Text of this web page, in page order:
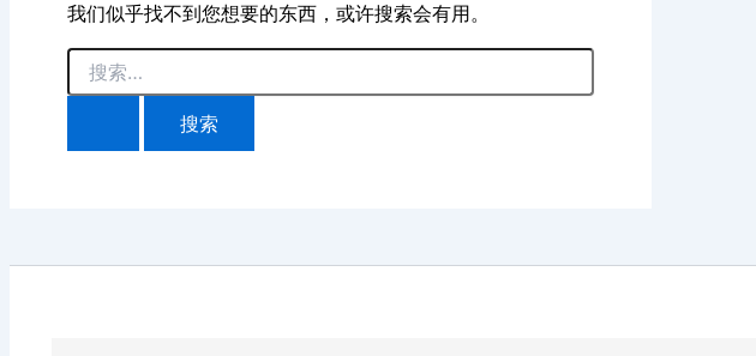
我们似乎找不到您想要的东西，或许搜索会有用。
搜
索：